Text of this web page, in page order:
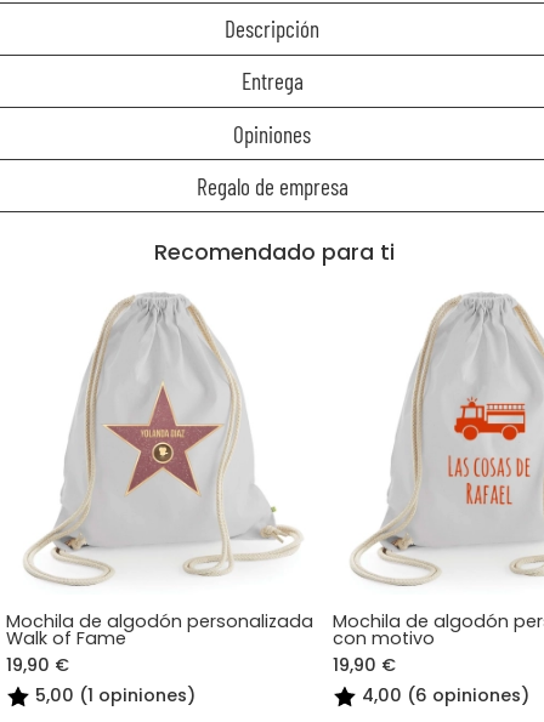
Descripción
Entrega
Opiniones
Regalo de empresa
Recomendado para ti
Mochila de algodón personalizada
Walk of Fame
19,90 €
5,00 (1 opiniones)
Mochila de algodón
con motivo
19,90 €
4,00 (6 opiniones)